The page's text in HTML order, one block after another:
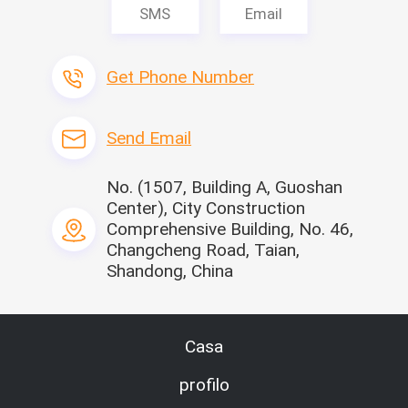
parti idrauliche 1.Branded, c
o idraulico della stalla con pr
empo di impiego 3. lunghi de
2.Non-branded gli accessori,
la pulizia 3.The del circuito i
SMS Email
Get Phone Number
Send Email
No. (1507, Building A, Guoshan
Center), City Construction
Comprehensive Building, No. 46,
Changcheng Road, Taian,
Shandong, China
Casa
profilo